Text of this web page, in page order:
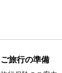
ご旅行の準備